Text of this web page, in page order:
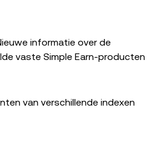
informatie over de
vaste Simple Earn-producten
van verschillende indexen